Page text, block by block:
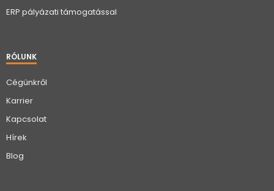
ERP pályázati támogatással
RÓLUNK
Cégünkről
Karrier
Kapcsolat
Hírek
Blog